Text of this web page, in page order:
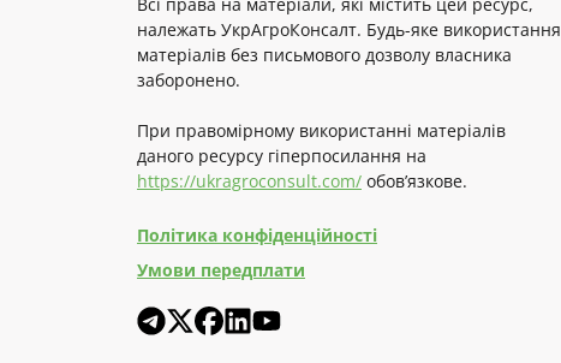
належать УкрАгроКонсалт. Будь-яке використання
матеріалів без письмового дозволу власника
заборонено.
При правомірному використанні матеріалів
даного ресурсу гіперпосилання на
https://ukragroconsult.com/ обов’язкове.
Політика конфіденційності
Умови передплати